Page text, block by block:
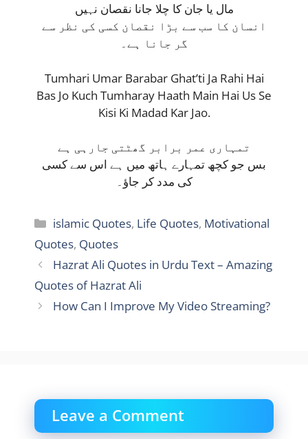
مال یا جان کا چلا جانا نقصان نہیں
انسان کا سب سے بڑا نقصان کسی کی نظر سے
گر جانا ہے۔
Tumhari Umar Barabar Ghat’ti Ja Rahi Hai
Bas Jo Kuch Tumharay Haath Main Hai Us Se
Kisi Ki Madad Kar Jao.
تمہاری عمر برابر گھٹتی جارہی ہے
بس جو کچھ تمہارے ہاتھ میں ہے اس سے کسی
کی مدد کر جاؤ۔
Categories
islamic Quotes, Life Quotes, Motivational
Quotes, Quotes
Hazrat Ali Quotes in Urdu Text – Amazing
Quotes of Hazrat Ali
How Can I Improve My Video Streaming?
Leave a Comment